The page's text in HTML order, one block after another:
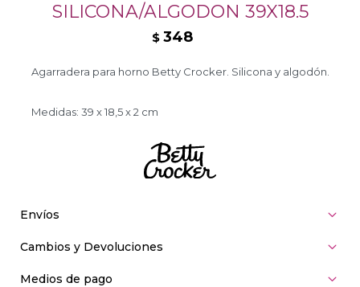
SILICONA/ALGODON 39X18.5
$ 348
Agarradera para horno Betty Crocker. Silicona y algodón.
Medidas: 39 x 18,5 x 2 cm
Envíos
Cambios y Devoluciones
Medios de pago